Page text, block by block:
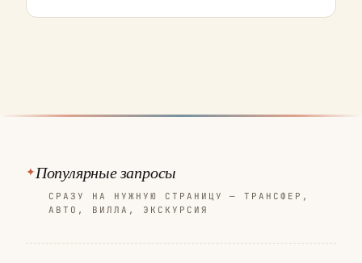
Популярные запросы
СРАЗУ НА НУЖНУЮ СТРАНИЦУ — ТРАНСФЕР,
АВТО, ВИЛЛА, ЭКСКУРСИЯ